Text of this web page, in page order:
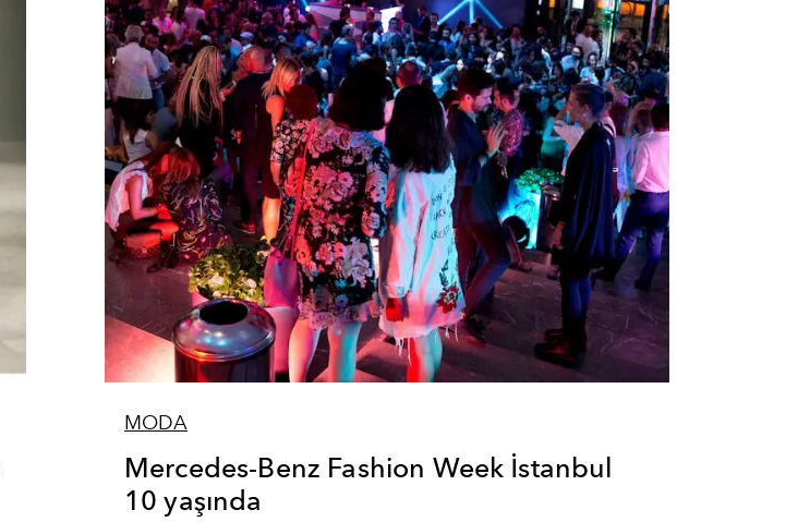
MODA
Mercedes-Benz Fashion Week İstanbul
10 yaşında